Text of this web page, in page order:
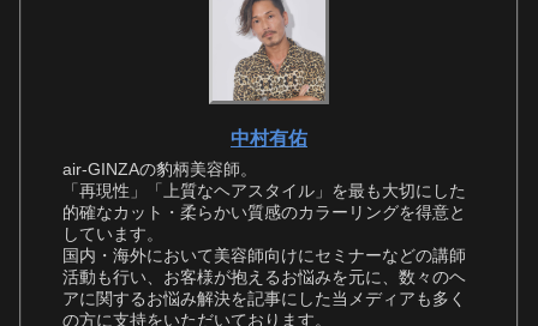
中村有佑
air-GINZAの豹柄美容師。
「再現性」「上質なヘアスタイル」を最も大切にした
的確なカット・柔らかい質感のカラーリングを得意と
しています。
国内・海外において美容師向けにセミナーなどの講師
活動も行い、お客様が抱えるお悩みを元に、数々のヘ
アに関するお悩み解決を記事にした当メディアも多く
の方に支持をいただいております。